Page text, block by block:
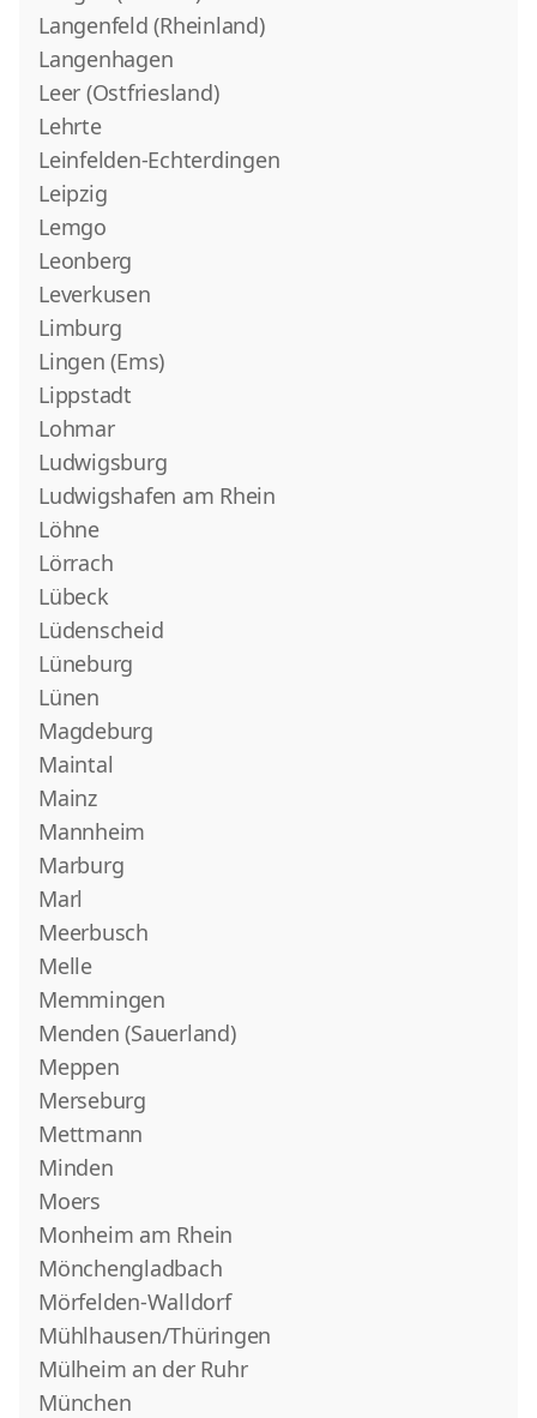
Langenfeld (Rheinland)
Langenhagen
Leer (Ostfriesland)
Lehrte
Leinfelden-Echterdingen
Leipzig
Lemgo
Leonberg
Leverkusen
Limburg
Lingen (Ems)
Lippstadt
Lohmar
Ludwigsburg
Ludwigshafen am Rhein
Löhne
Lörrach
Lübeck
Lüdenscheid
Lüneburg
Lünen
Magdeburg
Maintal
Mainz
Mannheim
Marburg
Marl
Meerbusch
Melle
Memmingen
Menden (Sauerland)
Meppen
Merseburg
Mettmann
Minden
Moers
Monheim am Rhein
Mönchengladbach
Mörfelden-Walldorf
Mühlhausen/Thüringen
Mülheim an der Ruhr
München